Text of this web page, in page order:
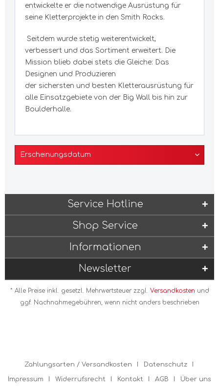
entwickelte er die notwendige Ausrüstung für
seine Kletterprojekte in den Smith Rocks.
Seitdem wurde stetig weiterentwickelt,
verbessert und das Sortiment erweitert. Die
Mission blieb dabei stets die Gleiche: Das
Designen und Produzieren
der sichersten und besten Kletterausrüstung für
alle Einsatzgebiete von der Big Wall bis hin zur
Boulderhalle.
Service Hotline
Shop Service
Informationen
Newsletter
* Alle Preise inkl. gesetzl. Mehrwertsteuer zzgl. Versandkosten und
ggf. Nachnahmegebühren, wenn nicht anders beschrieben
Zahlungsarten / Versandkosten Datenschutz
Impressum Widerrufsrecht Kontakt AGB Über uns